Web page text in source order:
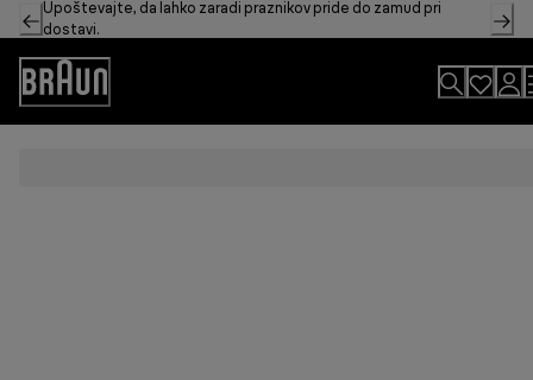
Skip
to
Content
Upoštevajte, da lahko zaradi praznikov pride do zamud pri
dostavi.
Accessibility
Statement